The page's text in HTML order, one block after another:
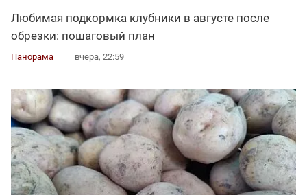
Любимая подкормка клубники в августе после
обрезки: пошаговый план
Панорама вчера, 22:59